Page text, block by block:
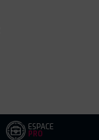
ESPACE
PRO